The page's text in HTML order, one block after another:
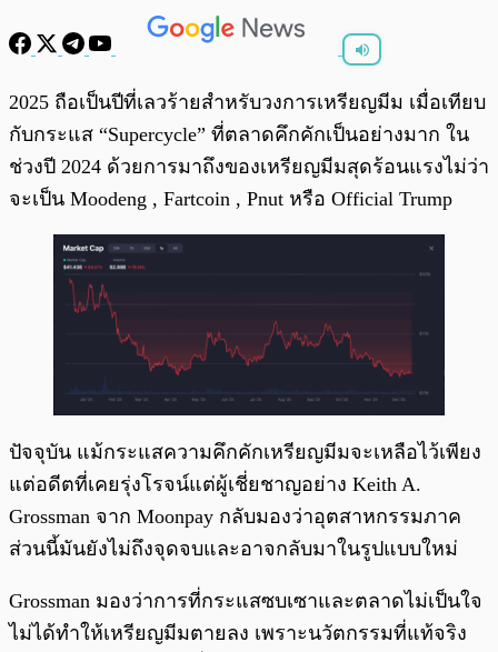
พร้อมเล่น 0:00 /0:00
2025 ถือเป็นปีที่เลวร้ายสำหรับวงการเหรียญมีม เมื่อเทียบ
กับกระแส “Supercycle” ที่ตลาดคึกคักเป็นอย่างมาก ใน
ช่วงปี 2024 ด้วยการมาถึงของเหรียญมีมสุดร้อนแรงไม่ว่า
จะเป็น Moodeng , Fartcoin , Pnut หรือ Official Trump
ปัจจุบัน แม้กระแสความคึกคักเหรียญมีมจะเหลือไว้เพียง
แต่อดีตที่เคยรุ่งโรจน์แต่ผู้เชี่ยชาญอย่าง Keith A.
Grossman จาก Moonpay กลับมองว่าอุตสาหกรรมภาค
ส่วนนี้มันยังไม่ถึงจุดจบและอาจกลับมาในรูปแบบใหม่
Grossman มองว่าการที่กระแสซบเซาและตลาดไม่เป็นใจ
ไม่ได้ทำให้เหรียญมีมตายลง เพราะนวัตกรรมที่แท้จริง